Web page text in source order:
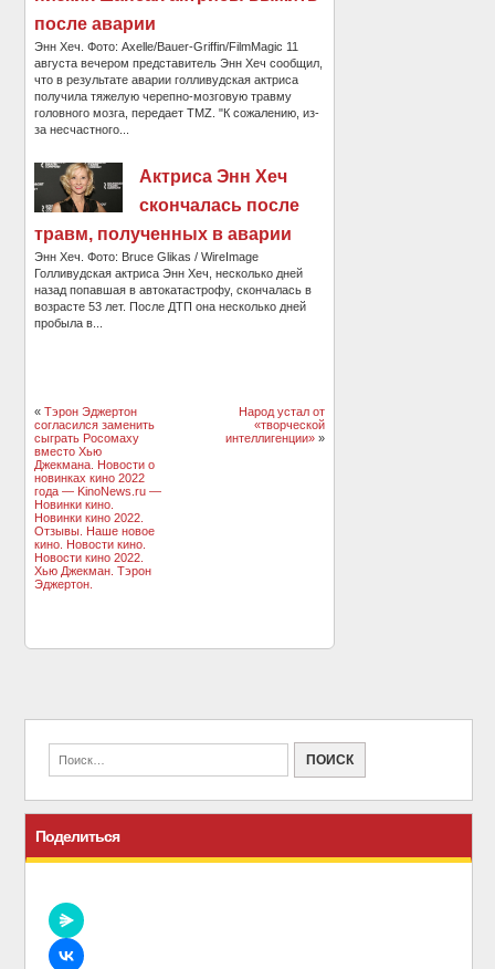
после аварии
Энн Хеч. Фото: Axelle/Bauer-Griffin/FilmMagic 11
августа вечером представитель Энн Хеч сообщил,
что в результате аварии голливудская актриса
получила тяжелую черепно-мозговую травму
головного мозга, передает TMZ. "К сожалению, из-
за несчастного...
Актриса Энн Хеч
скончалась после
травм, полученных в аварии
Энн Хеч. Фото: Bruce Glikas / WireImage
Голливудская актриса Энн Хеч, несколько дней
назад попавшая в автокатастрофу, скончалась в
возрасте 53 лет. После ДТП она несколько дней
пробыла в...
«Тэрон Эджертон
согласился заменить
сыграть Росомаху
вместо Хью
Джекмана. Новости о
новинках кино 2022
года — KinoNews.ru —
Новинки кино.
Новинки кино 2022.
Отзывы. Наше новое
кино. Новости кино.
Новости кино 2022.
Хью Джекман. Тэрон
Эджертон.
Народ устал от
«творческой
интеллигенции»»
Поделиться